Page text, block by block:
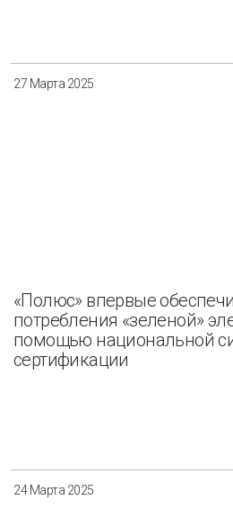
27 Марта 2025
«Полюс» впервые
потребления «зеленой»
помощью национальной
сертификации
24 Марта 2025